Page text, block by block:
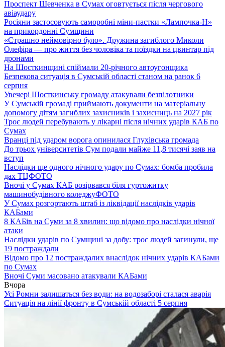
Проспект Шевченка в Сумах оговтується після чергового
авіаудару
Росіяни застосовують саморобні міни-пастки «Лампочка-Н»
на прикордонні Сумщини
«Страшно неймовірно було». Дружина загиблого Миколи
Олефіра — про життя без чоловіка та поїздки на цвинтар під
дронами
На Шосткинщині спіймали 20-річного автоугонщика
Безпекова ситуація в Сумській області станом на ранок 6
серпня
Увечері Шосткинську громаду атакували безпілотники
У Сумській громаді приймають документи на матеріальну
допомогу дітям загиблих захисників і захисниць на 2027 рік
Троє людей перебувають у лікарні після нічних ударів КАБ по
Сумах
Вранці під ударом ворога опинилася Глухівська громада
До трьох університетів Сум подали майже 11,8 тисячі заяв на
вступ
Наслідки ще одного нічного удару по Сумах: бомба пробила
дах ТЦФОТО
Вночі у Сумах КАБ розірвався біля гуртожитку
машинобудівного коледжуФОТО
У Сумах розгортають штаб із ліквідації наслідків ударів
КАБами
8 КАБів на Суми за 8 хвилин: що відомо про наслідки нічної
атаки
Наслідки ударів по Сумщині за добу: троє людей загинули, ще
19 постраждали
Відомо про 12 постраждалих внаслідок нічних ударів КАБами
по Сумах
Вночі Суми масовано атакували КАБами
Вчора
Усі Ромни залишаться без води: на водозаборі сталася аварія
Ситуація на лінії фронту в Сумській області 5 серпня